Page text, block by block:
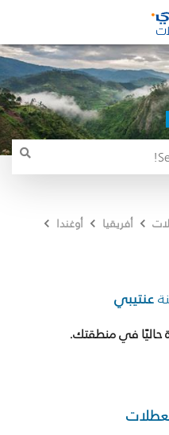
أفريقيا
أوغندا
عنتيبي
حاليًا في منطقتك.